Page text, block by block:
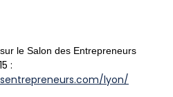
sur le Salon des Entrepreneurs
:
lyon/